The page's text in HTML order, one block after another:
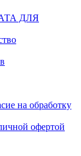
ДЛЯ
на обработку
офертой